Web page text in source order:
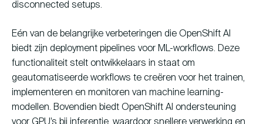
disconnected setups.
Eén van de belangrijke verbeteringen die OpenShift AI
biedt zijn deployment pipelines voor ML-workflows. Deze
functionaliteit stelt ontwikkelaars in staat om
geautomatiseerde workflows te creëren voor het trainen,
implementeren en monitoren van machine learning-
modellen. Bovendien biedt OpenShift AI ondersteuning